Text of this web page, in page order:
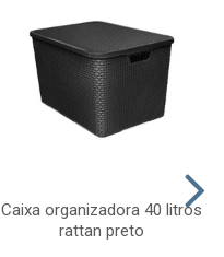
Caixa organizadora 40 litros
rattan preto